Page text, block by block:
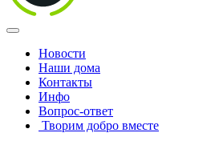
Новости
Наши дома
Контакты
Инфо
Вопрос-ответ
Творим добро вместе